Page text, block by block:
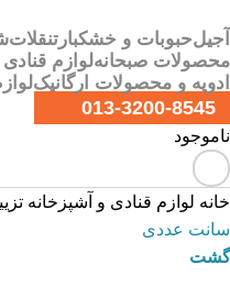
آجیلحبوبات و خشکبار تنقلات
محصولات صبحانهلوازم
ادویه و محصولات ارگانیک
013-3200-8545
ناموجود
خانه لوازم قنادی و آشپزخانه
سانت عددی